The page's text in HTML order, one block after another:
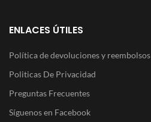
ENLACES ÚTILES
Política de devoluciones y reembolsos
Politicas De Privacidad
Preguntas Frecuentes
Síguenos en Facebook